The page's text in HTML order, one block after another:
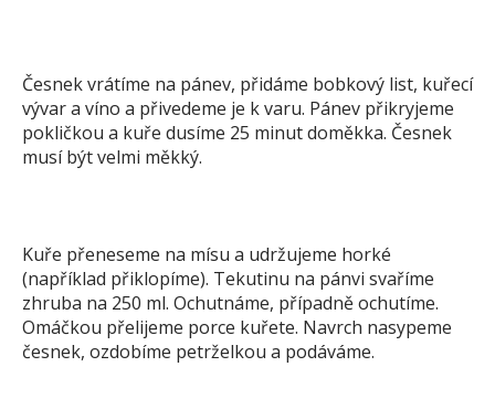
Česnek vrátíme na pánev, přidáme bobkový list, kuřecí
vývar a víno a přivedeme je k varu. Pánev přikryjeme
pokličkou a kuře dusíme 25 minut doměkka. Česnek
musí být velmi měkký.
Kuře přeneseme na mísu a udržujeme horké
(například přiklopíme). Tekutinu na pánvi svaříme
zhruba na 250 ml. Ochutnáme, případně ochutíme.
Omáčkou přelijeme porce kuřete. Navrch nasypeme
česnek, ozdobíme petrželkou a podáváme.